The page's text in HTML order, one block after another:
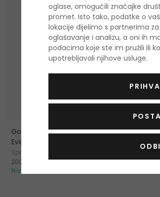
-6%
Goldwell Style Sign Heat Styling
Everyday Blow-Dry Spray
Sprej za oblikovanje kose
200 ml
Na zalihi
oglase, omogućili značajke
promet. Isto tako, podatke o
lokacije dijelimo s partnerima
oglašavanje i analizu, a oni ih
podacima koje ste im pružili ili
upotrebljavali njihove usluge.